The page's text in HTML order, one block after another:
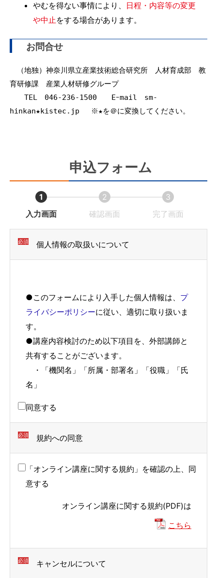
やむを得ない事情により、 日程・内容等の変更
や中止をする場合があります。
お問合せ
（地独）神奈川県立産業技術総合研究所　人材育成部　教
育研修課　産業人材研修グループ
TEL　046-236-1500　　Eｰmail　sm-
hinkan★kistec.jp 　※★を＠に変換してください。
申込フォーム
1
入力画面現
在
表
示
て
い
画
面
で
2
確認画面
在
表
示
て
い
画
面
で
3
完了画面
在
示
て
い
画
で
必須 個人情報の取扱いについて
●このフォームにより入手した個人情報は、 プ
ライバシーポリシーに従い、適切に取り扱いま
す。
●講座内容検討のため以下項目を、外部講師と
共有することがございます。
・「機関名」「所属・部署名」「役職」「氏
名」
同意する
必須 規約への同意
「オンライン講座に関する規約」を確認の上、同
意する
オンライン講座に関する規約(PDF)は
こちら
必須 キャンセルについて